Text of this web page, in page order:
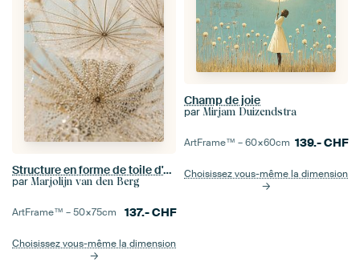
Structure en forme de toile d'une étoile du matin (Tragopogon) avec de minuscules gouttelettes d'eau
par Marjolijn van den Berg
ArtFrame™ –50×75cm 137.-CHF
Choisissez vous-même la dimension
Champ de joie
par Mirjam Duizendstra
ArtFrame™ –60×60cm 139.-CHF
Choisissez vous-même la dimension